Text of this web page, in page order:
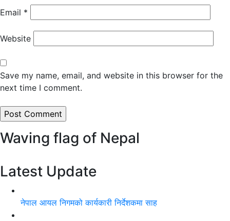
Email *
Website
Save my name, email, and website in this browser for the
next time I comment.
Waving flag of Nepal
Latest Update
नेपाल आयल निगमको कार्यकारी निर्देशकमा साह